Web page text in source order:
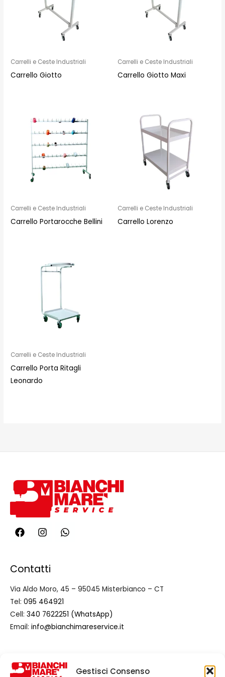
Gestisci Consenso
Carrelli e Ceste Industriali
Carrello Giotto
Carrelli e Ceste Industriali
Carrello Giotto Maxi
Carrelli e Ceste Industriali
Carrello Portarocche Bellini
Carrelli e Ceste Industriali
Carrello Lorenzo
Carrelli e Ceste Industriali
Carrello Porta Ritagli
Leonardo
Contatti
Via Aldo Moro, 45 – 95045 Misterbianco – CT
Tel: 095 464921
Cell: 340 7622251 (WhatsApp)
Email: info@bianchimareservice.it
Regolamenti